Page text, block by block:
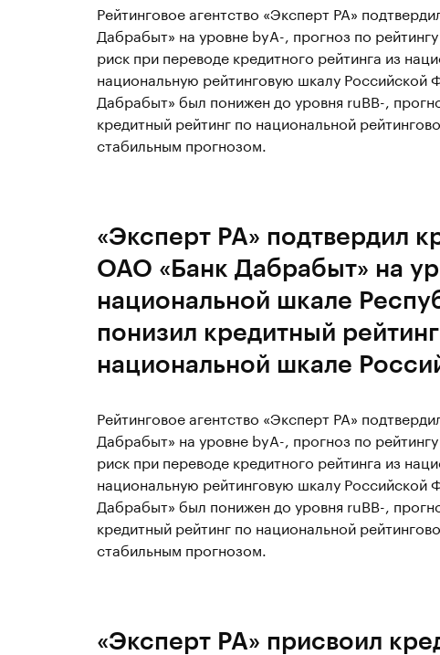
Рейтинговое агентство «Эксперт РА»
Дабрабыт» на уровне byA-, прогноз по
риск при переводе кредитного рейтинга из
национальную рейтинговую шкалу
Дабрабыт» был понижен до уровня ruBB-,
кредитный рейтинг по национальной
стабильным прогнозом.
«Эксперт РА» подтвердил
ОАО «Банк Дабрабыт» на
национальной шкале
понизил кредитный
национальной шкале
Рейтинговое агентство «Эксперт РА»
Дабрабыт» на уровне byA-, прогноз по
риск при переводе кредитного рейтинга из
национальную рейтинговую шкалу
Дабрабыт» был понижен до уровня ruBB-,
кредитный рейтинг по национальной
стабильным прогнозом.
«Эксперт РА» присвоил